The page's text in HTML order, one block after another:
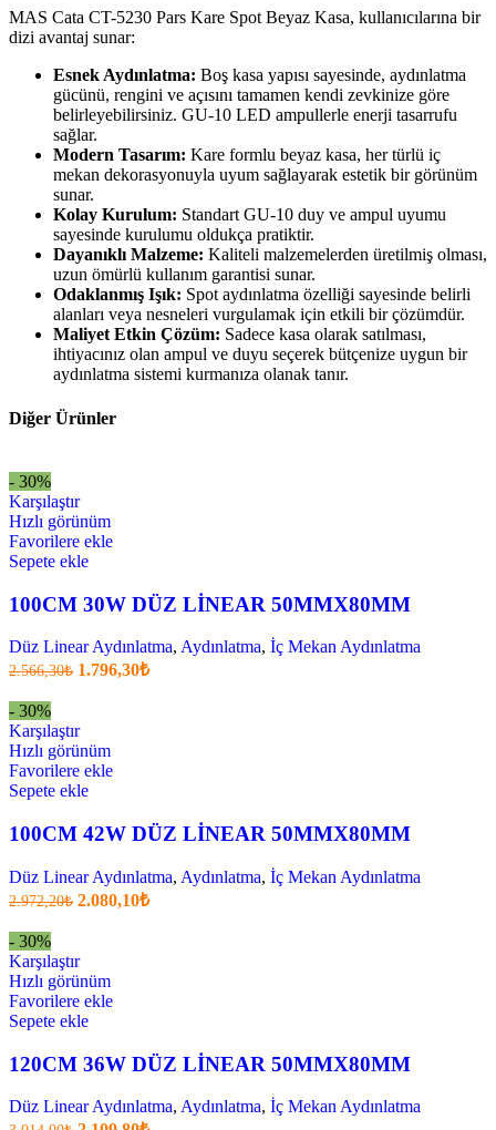
MAS Cata CT-5230 Pars Kare Spot Beyaz Kasa, kullanıcılarına bir
dizi avantaj sunar:
Esnek Aydınlatma: Boş kasa yapısı sayesinde, aydınlatma
gücünü, rengini ve açısını tamamen kendi zevkinize göre
belirleyebilirsiniz. GU-10 LED ampullerle enerji tasarrufu
sağlar.
Modern Tasarım: Kare formlu beyaz kasa, her türlü iç
mekan dekorasyonuyla uyum sağlayarak estetik bir görünüm
sunar.
Kolay Kurulum: Standart GU-10 duy ve ampul uyumu
sayesinde kurulumu oldukça pratiktir.
Dayanıklı Malzeme: Kaliteli malzemelerden üretilmiş olması,
uzun ömürlü kullanım garantisi sunar.
Odaklanmış Işık: Spot aydınlatma özelliği sayesinde belirli
alanları veya nesneleri vurgulamak için etkili bir çözümdür.
Maliyet Etkin Çözüm: Sadece kasa olarak satılması,
ihtiyacınız olan ampul ve duyu seçerek bütçenize uygun bir
aydınlatma sistemi kurmanıza olanak tanır.
Diğer Ürünler
- 30%
Karşılaştır
Hızlı görünüm
Favorilere ekle
Sepete ekle
100CM 30W DÜZ LİNEAR 50MMX80MM
Düz Linear Aydınlatma, Aydınlatma, İç Mekan Aydınlatma
2.566,30₺ Orijinal
1.796,30₺Şu
- 30%
Karşılaştır
Hızlı görünüm
Favorilere ekle
Sepete ekle
100CM 42W DÜZ LİNEAR 50MMX80MM
Düz Linear Aydınlatma, Aydınlatma, İç Mekan Aydınlatma
2.972,20₺ Orijinal
2.080,10₺Şu
- 30%
Karşılaştır
Hızlı görünüm
Favorilere ekle
Sepete ekle
120CM 36W DÜZ LİNEAR 50MMX80MM
Düz Linear Aydınlatma, Aydınlatma, İç Mekan Aydınlatma
Orijinal
Şu